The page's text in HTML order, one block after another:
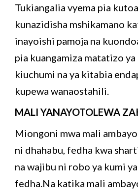
Tukiangalia vyema pia
kunazidisha mshikamano
inayoishi pamoja na
pia kuangamiza matatizo ya
kiuchumi na ya kitabia
kupewa wanaostahili.
MALI YANAYOTOLEWA
Miongoni mwa mali
ni dhahabu, fedha kwa
na wajibu ni robo ya kumi
fedha.Na katika mali